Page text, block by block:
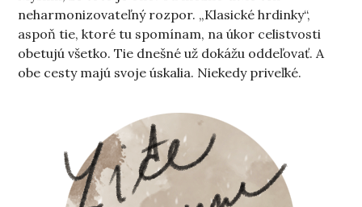
neharmonizovateľný rozpor. „Klasické hrdinky“,
aspoň tie, ktoré tu spomínam, na úkor celistvosti
obetujú všetko. Tie dnešné už dokážu oddeľovať. A
obe cesty majú svoje úskalia. Niekedy priveľké.